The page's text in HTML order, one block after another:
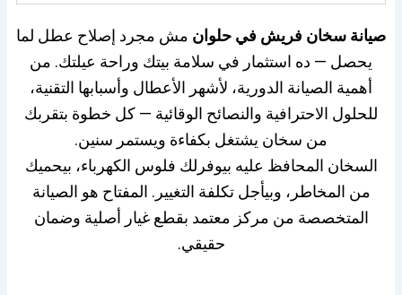
صيانة سخان فريش في حلوان مش مجرد إصلاح عطل لما
يحصل — ده استثمار في سلامة بيتك وراحة عيلتك. من
أهمية الصيانة الدورية، لأشهر الأعطال وأسبابها التقنية،
للحلول الاحترافية والنصائح الوقائية — كل خطوة بتقربك
من سخان يشتغل بكفاءة ويستمر سنين.
السخان المحافظ عليه بيوفرلك فلوس الكهرباء، بيحميك
من المخاطر، وبيأجل تكلفة التغيير. المفتاح هو الصيانة
المتخصصة من مركز معتمد بقطع غيار أصلية وضمان
حقيقي.